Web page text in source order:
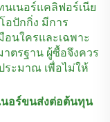
นเนอร์แคลิฟอร์เนีย
อปักกิ่ง มีการ
นใครและเฉพาะ
ตรฐาน ผู้ซื้อจึงควร
ระมาณ เพื่อไม่ให้
นอร์ขนส่งต่อต้นทุน